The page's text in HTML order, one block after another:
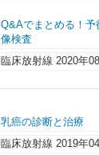
Q&Aでまとめる！
像検査
臨床放射線 2020年
乳癌の診断と治療
臨床放射線 2019年